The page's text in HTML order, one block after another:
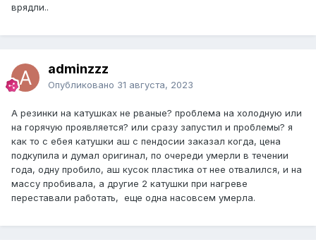
врядли..
adminzzz
Опубликовано 31 августа, 2023
А резинки на катушках не рваные? проблема на холодную или
на горячую проявляется? или сразу запустил и проблемы? я
как то с ебея катушки аш с пендосии заказал когда, цена
подкупила и думал оригинал, по очереди умерли в течении
года, одну пробило, аш кусок пластика от нее отвалился, и на
массу пробивала, а другие 2 катушки при нагреве
переставали работать, еще одна насовсем умерла.